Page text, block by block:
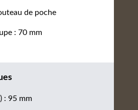
de poche
: 70 mm
: 95 mm